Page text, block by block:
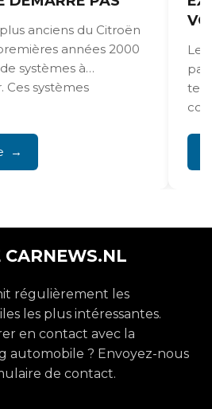
anciens du Citroën
années 2000
systèmes à
Ces systèmes
régulièrement les
les plus intéressantes.
en contact avec la
automobile ? Envoyez-nous
de contact.